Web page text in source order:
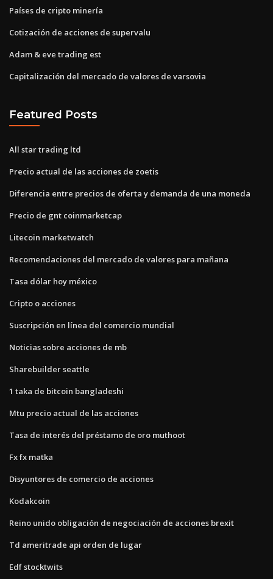
Países de cripto minería
Cotización de acciones de supervalu
Adam & eve trading est
Capitalización del mercado de valores de varsovia
Featured Posts
All star trading ltd
Precio actual de las acciones de zoetis
Diferencia entre precios de oferta y demanda de una moneda
Precio de gnt coinmarketcap
Litecoin marketwatch
Recomendaciones del mercado de valores para mañana
Tasa dólar hoy méxico
Cripto o acciones
Suscripción en línea del comercio mundial
Noticias sobre acciones de mb
Sharebuilder seattle
1 taka de bitcoin bangladeshi
Mtu precio actual de las acciones
Tasa de interés del préstamo de oro muthoot
Fx fx matka
Disyuntores de comercio de acciones
Kodakcoin
Reino unido obligación de negociación de acciones brexit
Td ameritrade api orden de lugar
Edf stocktwits